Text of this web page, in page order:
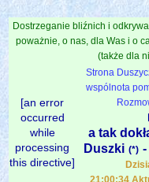
Dostrzeganie bliźnich i
poważnie, o nas, dla Was i o
(także dla
[an error
occurred
while
processing
this directive]
Strona
wspólnota
a tak
Duszki (*)
21:00:34